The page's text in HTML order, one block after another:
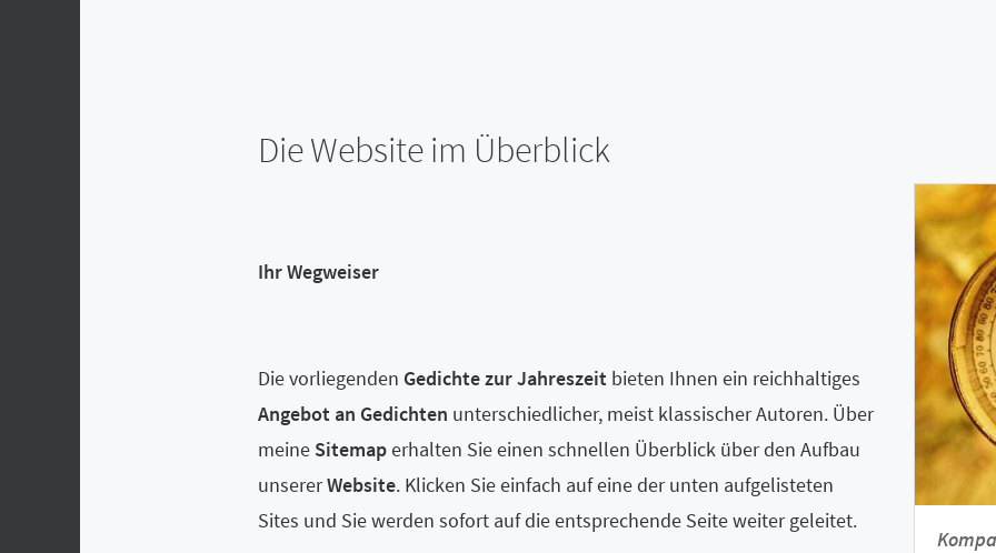
Die Website im Überblick
Ihr Wegweiser
Die vorliegenden Gedichte zur Jahreszeit bieten Ihnen ein reichhaltiges
Angebot an Gedichten unterschiedlicher, meist klassischer Autoren. Über
meine Sitemaperhalten Sie einen schnellen Überblick über den Aufbau
unsererWebsite. Klicken Sie einfach auf eine der unten aufgelisteten
Sites und Sie werden sofort auf die entsprechende Seite weiter geleitet.